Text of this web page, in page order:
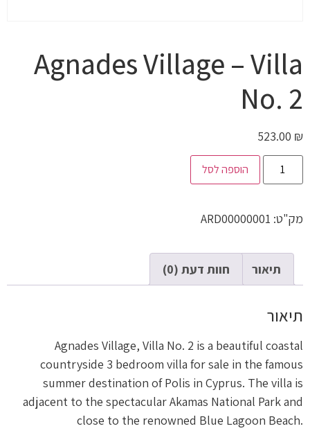
Agnades Village – Villa
No. 2
523.00 ₪
הוספה לסל
מק"ט: ARD00000001
תיאור חוות דעת (0)
תיאור
Agnades Village, Villa No. 2 is a beautiful coastal
countryside 3 bedroom villa for sale in the famous
summer destination of Polis in Cyprus. The villa is
adjacent to the spectacular Akamas National Park and
close to the renowned Blue Lagoon Beach.